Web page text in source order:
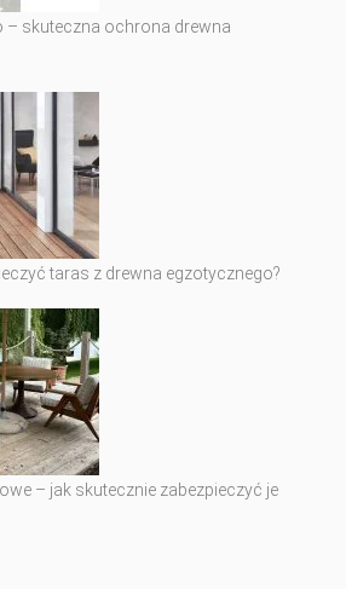
– skuteczna ochrona drewna
taras z drewna egzotycznego?
– jak skutecznie zabezpieczyć je